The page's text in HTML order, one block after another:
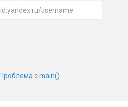
Проблема с main()